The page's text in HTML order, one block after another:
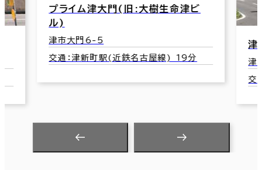
津フェニックスビル
津市東丸之内33-1